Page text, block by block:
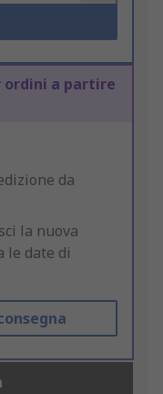
ordini a partire
da
la nuova
le date di